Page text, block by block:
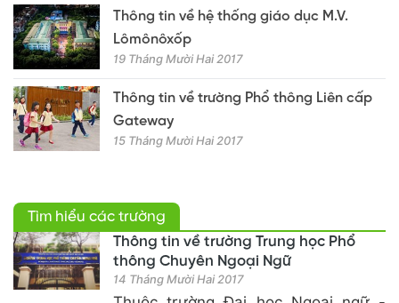
Thông tin về hệ thống giáo dục M.V.
Lômônôxốp
19 Tháng Mười Hai 2017
Thông tin về trường Phổ thông Liên cấp
Gateway
15 Tháng Mười Hai 2017
Tìm hiểu các trường
Thông tin về trường Trung học Phổ
thông Chuyên Ngoại Ngữ
14 Tháng Mười Hai 2017